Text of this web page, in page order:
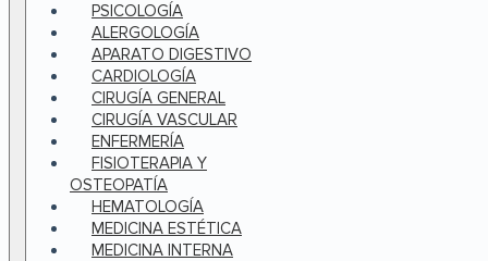
PSICOLOGÍA
ALERGOLOGÍA
APARATO DIGESTIVO
CARDIOLOGÍA
CIRUGÍA GENERAL
CIRUGÍA VASCULAR
ENFERMERÍA
FISIOTERAPIA Y
OSTEOPATÍA
HEMATOLOGÍA
MEDICINA ESTÉTICA
MEDICINA INTERNA